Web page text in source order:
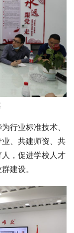
行业标准技术、
、共建师资、共
，促进学校人才
建设。